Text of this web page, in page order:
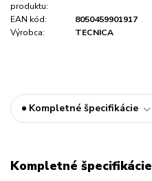
produktu:
EAN kód:
8050459901917
Výrobca:
TECNICA
Kompletné špecifikácie
Kompletné špecifikácie